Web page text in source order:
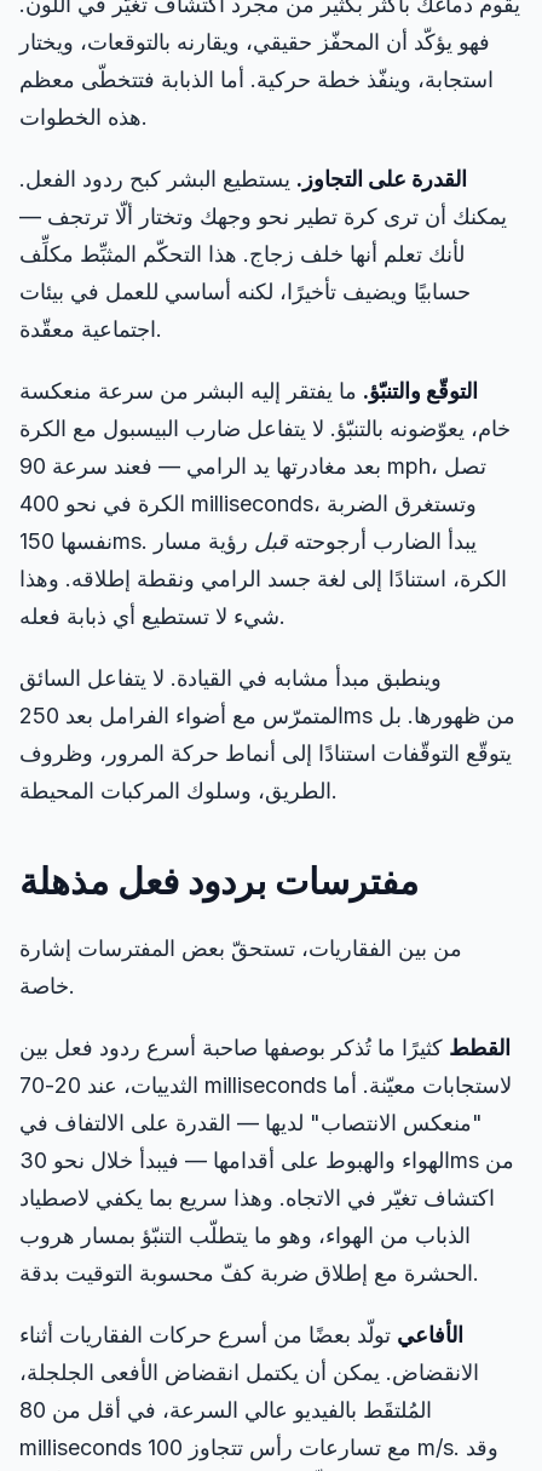
فهو يؤكّد أن المحفّز حقيقي، ويقارنه بالتوقعات، ويختار
استجابة، وينفّذ خطة حركية. أما الذبابة فتتخطّى معظم
هذه الخطوات.
القدرة على التجاوز. يستطيع البشر كبح ردود الفعل.
يمكنك أن ترى كرة تطير نحو وجهك وتختار ألّا ترتجف —
لأنك تعلم أنها خلف زجاج. هذا التحكّم المثبِّط مكلِّف
حسابيًا ويضيف تأخيرًا، لكنه أساسي للعمل في بيئات
اجتماعية معقّدة.
التوقّع والتنبّؤ. ما يفتقر إليه البشر من سرعة منعكسة
خام، يعوّضونه بالتنبّؤ. لا يتفاعل ضارب البيسبول مع الكرة
بعد مغادرتها يد الرامي — فعند سرعة 90 mph، تصل
الكرة في نحو 400 milliseconds، وتستغرق الضربة
نفسها 150ms. يبدأ الضارب أرجوحته قبل رؤية مسار
الكرة، استنادًا إلى لغة جسد الرامي ونقطة إطلاقه. وهذا
شيء لا تستطيع أي ذبابة فعله.
وينطبق مبدأ مشابه في القيادة. لا يتفاعل السائق
المتمرّس مع أضواء الفرامل بعد 250ms من ظهورها. بل
يتوقّع التوقّفات استنادًا إلى أنماط حركة المرور، وظروف
الطريق، وسلوك المركبات المحيطة.
مفترسات بردود فعل مذهلة
من بين الفقاريات، تستحقّ بعض المفترسات إشارة
خاصة.
القطط كثيرًا ما تُذكر بوصفها صاحبة أسرع ردود فعل بين
الثدييات، عند 20-70 milliseconds لاستجابات معيّنة. أما
"منعكس الانتصاب" لديها — القدرة على الالتفاف في
الهواء والهبوط على أقدامها — فيبدأ خلال نحو 30ms من
اكتشاف تغيّر في الاتجاه. وهذا سريع بما يكفي لاصطياد
الذباب من الهواء، وهو ما يتطلّب التنبّؤ بمسار هروب
الحشرة مع إطلاق ضربة كفّ محسوبة التوقيت بدقة.
الأفاعي تولّد بعضًا من أسرع حركات الفقاريات أثناء
الانقضاض. يمكن أن يكتمل انقضاض الأفعى الجلجلة،
المُلتقَط بالفيديو عالي السرعة، في أقل من 80
milliseconds مع تسارعات رأس تتجاوز 100 m/s. وقد